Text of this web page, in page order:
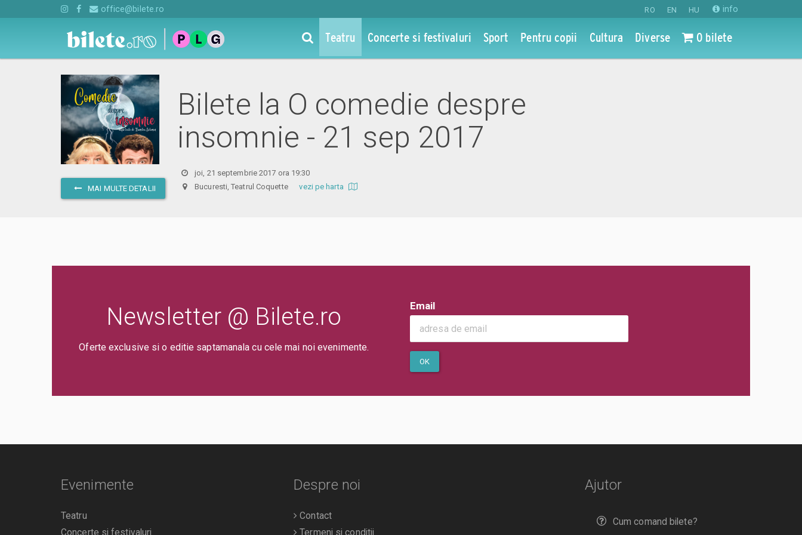
RO EN HU info
office@bilete.ro
Teatru Concerte si festivaluri Sport Pentru copii Cultura Diverse 0 bilete
MAI MULTE DETALII
Bilete la O comedie despre
insomnie - 21 sep 2017
joi, 21 septembrie 2017 ora 19:30
Bucuresti, Teatrul Coquettevezi pe harta
Newsletter @ Bilete.ro
Oferte exclusive si o editie saptamanala cu cele mai noi evenimente.
Email
OK
Ajutor
Cum comand bilete?
Evenimente
Teatru
Concerte si festivaluri
Despre noi
Contact
Termeni si conditii